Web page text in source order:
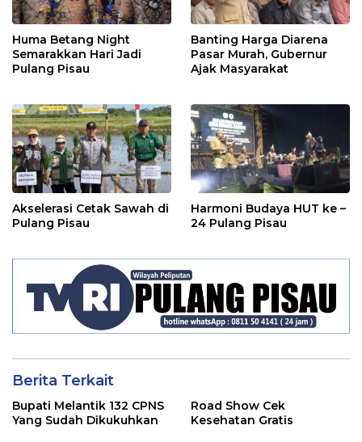
Huma Betang Night
Semarakkan Hari Jadi
Pulang Pisau
Banting Harga Diarena
Pasar Murah, Gubernur
Ajak Masyarakat
Akselerasi Cetak Sawah di
Pulang Pisau
Harmoni Budaya HUT ke –
24 Pulang Pisau
Berita Terkait
Bupati Melantik 132 CPNS
Yang Sudah Dikukuhkan
Road Show Cek
Kesehatan Gratis